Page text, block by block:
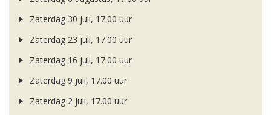
Zaterdag 30 juli, 17.00 uur
Zaterdag 23 juli, 17.00 uur
Zaterdag 16 juli, 17.00 uur
Zaterdag 9 juli, 17.00 uur
Zaterdag 2 juli, 17.00 uur